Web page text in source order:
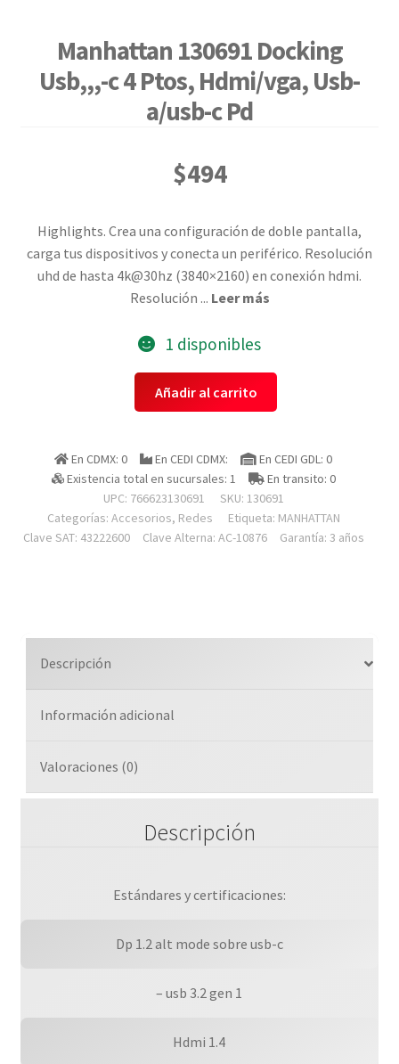
Manhattan 130691 Docking
Usb,,,-c 4 Ptos, Hdmi/vga, Usb-
a/usb-c Pd
$494
Highlights. Crea una configuración de doble pantalla,
carga tus dispositivos y conecta un periférico. Resolución
uhd de hasta 4k@30hz (3840×2160) en conexión hdmi.
Resolución ... Leer más
1 disponibles
Manhattan
130691
Usb,,,-
c
4
Ptos,
Hdmi/vga,
Añadir al carrito
En CDMX: 0 En CEDI CDMX:
En CEDI GDL: 0
Existencia total en sucursales: 1
En transito: 0
UPC: 766623130691
SKU: 130691
Categorías: Accesorios, Redes Etiqueta: MANHATTAN
Clave SAT: 43222600
Clave Alterna: AC-10876 Garantía: 3 años
Descripción
Información adicional
Valoraciones (0)
Descripción
Estándares y certificaciones:
Dp 1.2 alt mode sobre usb-c
– usb 3.2 gen 1
Hdmi 1.4